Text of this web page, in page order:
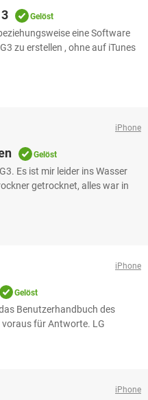
Gelöst
eine Software
zu erstellen , ohne auf iTunes
iPhone
Gelöst
Es ist mir leider ins Wasser
getrocknet, alles war in
iPhone
Gelöst
Benutzerhandbuch des
voraus für Antworte. LG
iPhone